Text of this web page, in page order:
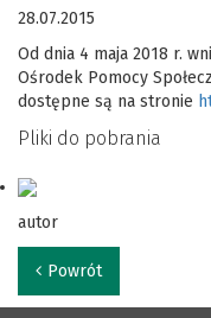
28.07.2015
Od dnia 4 maja 2018 r.
Ośrodek Pomocy
dostępne są na stronie
Pliki do pobrania
autor
Powrót